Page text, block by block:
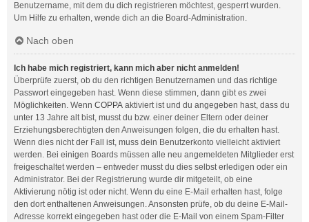
Benutzername, mit dem du dich registrieren möchtest, gesperrt wurden.
Um Hilfe zu erhalten, wende dich an die Board-Administration.
Nach oben
Ich habe mich registriert, kann mich aber nicht anmelden!
Überprüfe zuerst, ob du den richtigen Benutzernamen und das richtige
Passwort eingegeben hast. Wenn diese stimmen, dann gibt es zwei
Möglichkeiten. Wenn COPPA aktiviert ist und du angegeben hast, dass du
unter 13 Jahre alt bist, musst du bzw. einer deiner Eltern oder deiner
Erziehungsberechtigten den Anweisungen folgen, die du erhalten hast.
Wenn dies nicht der Fall ist, muss dein Benutzerkonto vielleicht aktiviert
werden. Bei einigen Boards müssen alle neu angemeldeten Mitglieder erst
freigeschaltet werden – entweder musst du dies selbst erledigen oder ein
Administrator. Bei der Registrierung wurde dir mitgeteilt, ob eine
Aktivierung nötig ist oder nicht. Wenn du eine E-Mail erhalten hast, folge
den dort enthaltenen Anweisungen. Ansonsten prüfe, ob du deine E-Mail-
Adresse korrekt eingegeben hast oder die E-Mail von einem Spam-Filter